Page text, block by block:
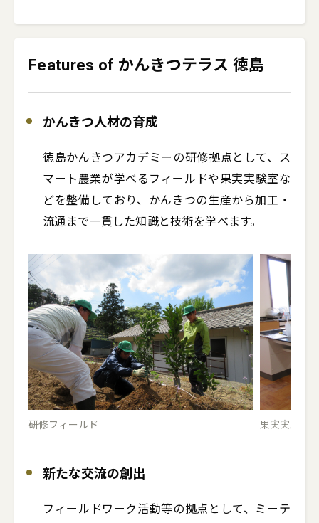
Features of かんきつテラス 徳島
かんきつ人材の育成
徳島かんきつアカデミーの研修拠点として、ス
マート農業が学べるフィールドや果実実験室な
どを整備しており、かんきつの生産から加工・
流通まで一貫した知識と技術を学べます。
研修フィールド 果実実験室
新たな交流の創出
フィールドワーク活動等の拠点として、ミーテ